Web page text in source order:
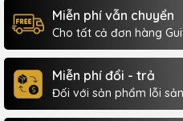
Miễn phí vẫn chuyển
Cho tất cả đơn hàng
Miễn phí đổi - trả
Đối với sản phẩm lỗi